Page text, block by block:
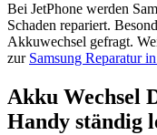
Bei JetPhone werden
Schaden repariert.
Akkuwechsel gefragt.
zur Samsung Reparatur
Akku Wechsel
Handy ständig